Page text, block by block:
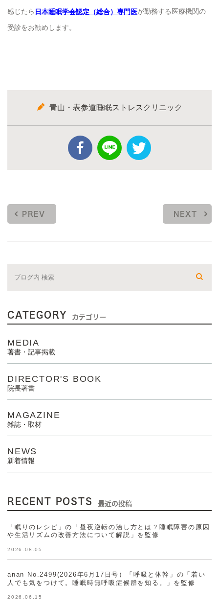
感じたら 日本睡眠学会認定（総合）専門医が勤務する医療機関の
受診をお勧めします。
青山・表参道睡眠ストレスクリニック
PREV NEXT
CATEGORY カテゴリー
MEDIA
著書・記事掲載
DIRECTOR'S BOOK
院長著書
MAGAZINE
雑誌・取材
NEWS
新着情報
RECENT POSTS 最近の投稿
「眠りのレシピ」の「昼夜逆転の治し方とは？睡眠障害の原因
や生活リズムの改善方法について解説」を監修
2026.08.05
anan No.2499(2026年6月17日号）「呼吸と体幹」の「若い
人でも気をつけて。睡眠時無呼吸症候群を知る。」を監修
2026.06.15